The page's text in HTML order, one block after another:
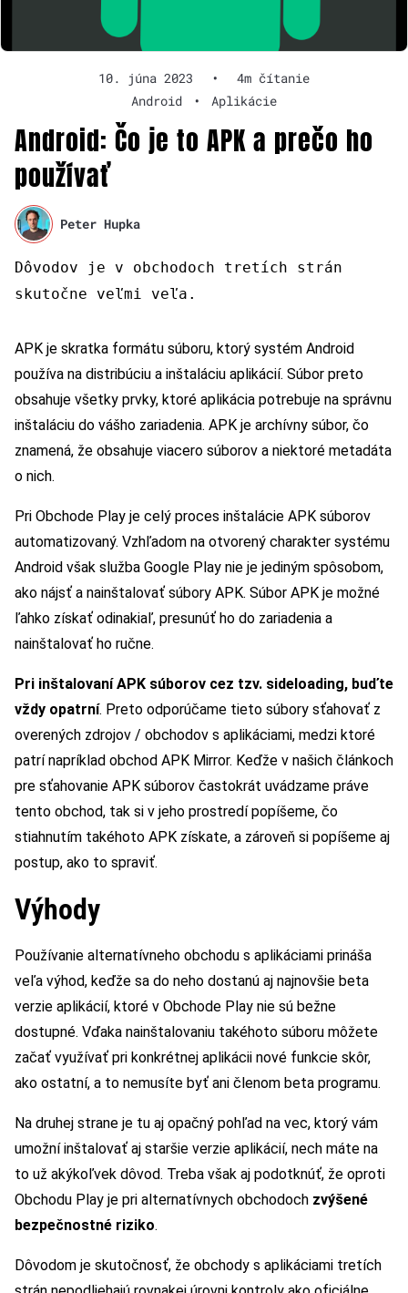
10. júna 2023 •
4m čítanie
Android
• Aplikácie
Android: Čo je to APK a prečo ho
používať
Peter Hupka
Dôvodov je v obchodoch tretích strán
skutočne veľmi veľa.
APK je skratka formátu súboru, ktorý systém Android
používa na distribúciu a inštaláciu aplikácií. Súbor preto
obsahuje všetky prvky, ktoré aplikácia potrebuje na správnu
inštaláciu do vášho zariadenia. APK je archívny súbor, čo
znamená, že obsahuje viacero súborov a niektoré metadáta
o nich.
Pri Obchode Play je celý proces inštalácie APK súborov
automatizovaný. Vzhľadom na otvorený charakter systému
Android však služba Google Play nie je jediným spôsobom,
ako nájsť a nainštalovať súbory APK. Súbor APK je možné
ľahko získať odinakiaľ, presunúť ho do zariadenia a
nainštalovať ho ručne.
Pri inštalovaní APK súborov cez tzv. sideloading, buďte
vždy opatrní. Preto odporúčame tieto súbory sťahovať z
overených zdrojov / obchodov s aplikáciami, medzi ktoré
patrí napríklad obchod APK Mirror. Keďže v našich článkoch
pre sťahovanie APK súborov častokrát uvádzame práve
tento obchod, tak si v jeho prostredí popíšeme, čo
stiahnutím takéhoto APK získate, a zároveň si popíšeme aj
postup, ako to spraviť.
Výhody
Používanie alternatívneho obchodu s aplikáciami prináša
veľa výhod, keďže sa do neho dostanú aj najnovšie beta
verzie aplikácií, ktoré v Obchode Play nie sú bežne
dostupné. Vďaka nainštalovaniu takéhoto súboru môžete
začať využívať pri konkrétnej aplikácii nové funkcie skôr,
ako ostatní, a to nemusíte byť ani členom beta programu.
Na druhej strane je tu aj opačný pohľad na vec, ktorý vám
umožní inštalovať aj staršie verzie aplikácií, nech máte na
to už akýkoľvek dôvod. Treba však aj podotknúť, že oproti
Obchodu Play je pri alternatívnych obchodoch zvýšené
bezpečnostné riziko.
Dôvodom je skutočnosť, že obchody s aplikáciami tretích